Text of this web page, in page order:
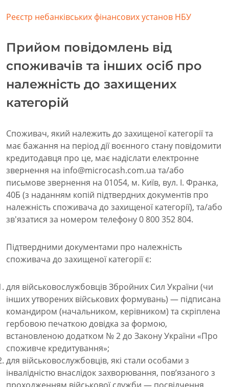
Реєстр небанківських фінансових установ НБУ
Прийом повідомлень від
споживачів та інших осіб про
належність до захищених
категорій
Споживач, який належить до захищеної категорії та
має бажання на період дії воєнного стану повідомити
кредитодавця про це, має надіслати електронне
звернення на info@microcash.com.ua та/або
письмове звернення на 01054, м. Київ, вул. І. Франка,
40Б (з наданням копій підтвердних документів про
належність споживача до захищеної категорії), та/або
зв'язатися за номером телефону 0 800 352 804.
Підтвердними документами про належність
споживача до захищеної категорії є:
для військовослужбовців Збройних Сил України (чи
інших утворених військових формувань) — підписана
командиром (начальником, керівником) та скріплена
гербовою печаткою довідка за формою,
встановленою додатком № 2 до Закону України «Про
споживче кредитування»;
для військовослужбовців, які стали особами з
інвалідністю внаслідок захворювання, пов’язаного з
проходженням військової служби — посвідчення